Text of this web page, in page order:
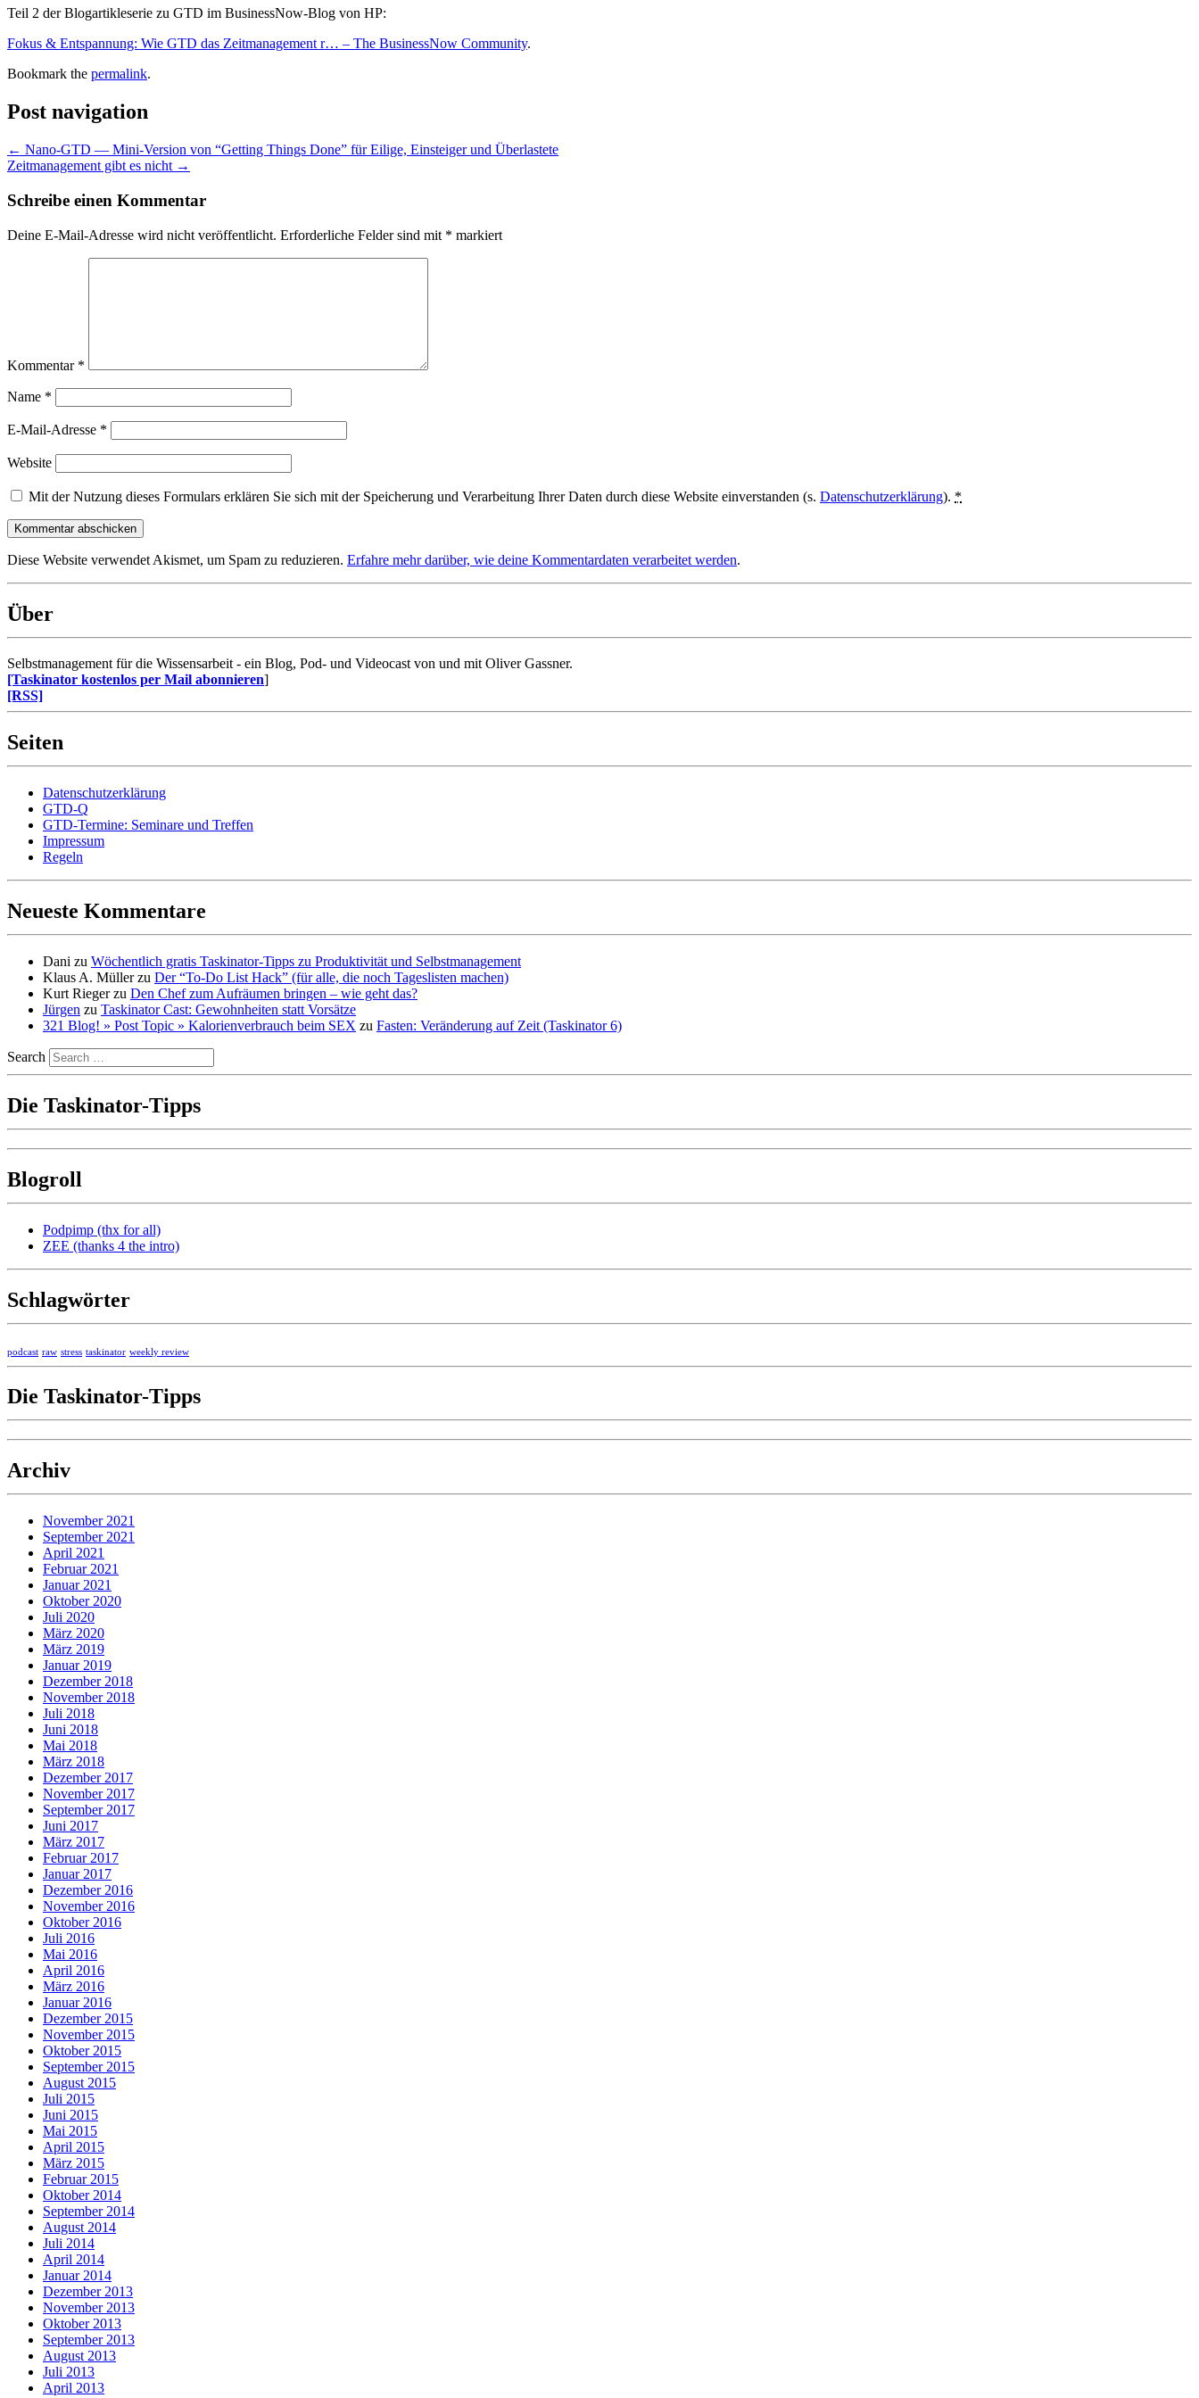
Teil 2 der Blogartikleserie zu GTD im BusinessNow-Blog von HP:
Fokus & Entspannung: Wie GTD das Zeitmanagement r… – The BusinessNow Community.
Bookmark the permalink.
Post navigation
← Nano-GTD — Mini-Version von “Getting Things Done” für Eilige, Einsteiger und Überlastete
Zeitmanagement gibt es nicht →
Schreibe einen Kommentar
Deine E-Mail-Adresse wird nicht veröffentlicht. Erforderliche Felder sind mit * markiert
Kommentar *
Name *
E-Mail-Adresse *
Website
Mit der Nutzung dieses Formulars erklären Sie sich mit der Speicherung und Verarbeitung Ihrer Daten durch diese Website einverstanden (s. Datenschutzerklärung). *
Diese Website verwendet Akismet, um Spam zu reduzieren. Erfahre mehr darüber, wie deine Kommentardaten verarbeitet werden.
Über
Selbstmanagement für die Wissensarbeit - ein Blog, Pod- und Videocast von und mit Oliver Gassner.
[Taskinator kostenlos per Mail abonnieren]
[RSS]
Seiten
Datenschutzerklärung
GTD-Q
GTD-Termine: Seminare und Treffen
Impressum
Regeln
Neueste Kommentare
Dani zu Wöchentlich gratis Taskinator-Tipps zu Produktivität und Selbstmanagement
Klaus A. Müllerzu Der “To-Do List Hack” (für alle, die noch Tageslisten machen)
Kurt Riegerzu Den Chef zum Aufräumen bringen – wie geht das?
Jürgen zu Taskinator Cast: Gewohnheiten statt Vorsätze
321 Blog! » Post Topic » Kalorienverbrauch beim SEX zu Fasten: Veränderung auf Zeit (Taskinator 6)
Search
Die Taskinator-Tipps
Blogroll
Podpimp (thx for all)
ZEE (thanks 4 the intro)
Schlagwörter
podcast raw stress taskinator weekly review
Die Taskinator-Tipps
Archiv
November 2021
September 2021
April 2021
Februar 2021
Januar 2021
Oktober 2020
Juli 2020
März 2020
März 2019
Januar 2019
Dezember 2018
November 2018
Juli 2018
Juni 2018
Mai 2018
März 2018
Dezember 2017
November 2017
September 2017
Juni 2017
März 2017
Februar 2017
Januar 2017
Dezember 2016
November 2016
Oktober 2016
Juli 2016
Mai 2016
April 2016
März 2016
Januar 2016
Dezember 2015
November 2015
Oktober 2015
September 2015
August 2015
Juli 2015
Juni 2015
Mai 2015
April 2015
März 2015
Februar 2015
Oktober 2014
September 2014
August 2014
Juli 2014
April 2014
Januar 2014
Dezember 2013
November 2013
Oktober 2013
September 2013
August 2013
Juli 2013
April 2013